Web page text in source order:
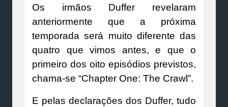
Os irmãos Duffer revelaram
anteriormente que a próxima
temporada será muito diferente das
quatro que vimos antes, e que o
primeiro dos oito episódios previstos,
chama-se “Chapter One: The Crawl”.
E pelas declarações dos Duffer, tudo